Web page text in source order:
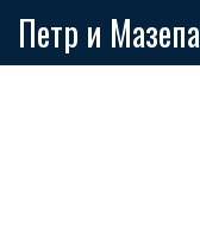
Петр и Мазепа